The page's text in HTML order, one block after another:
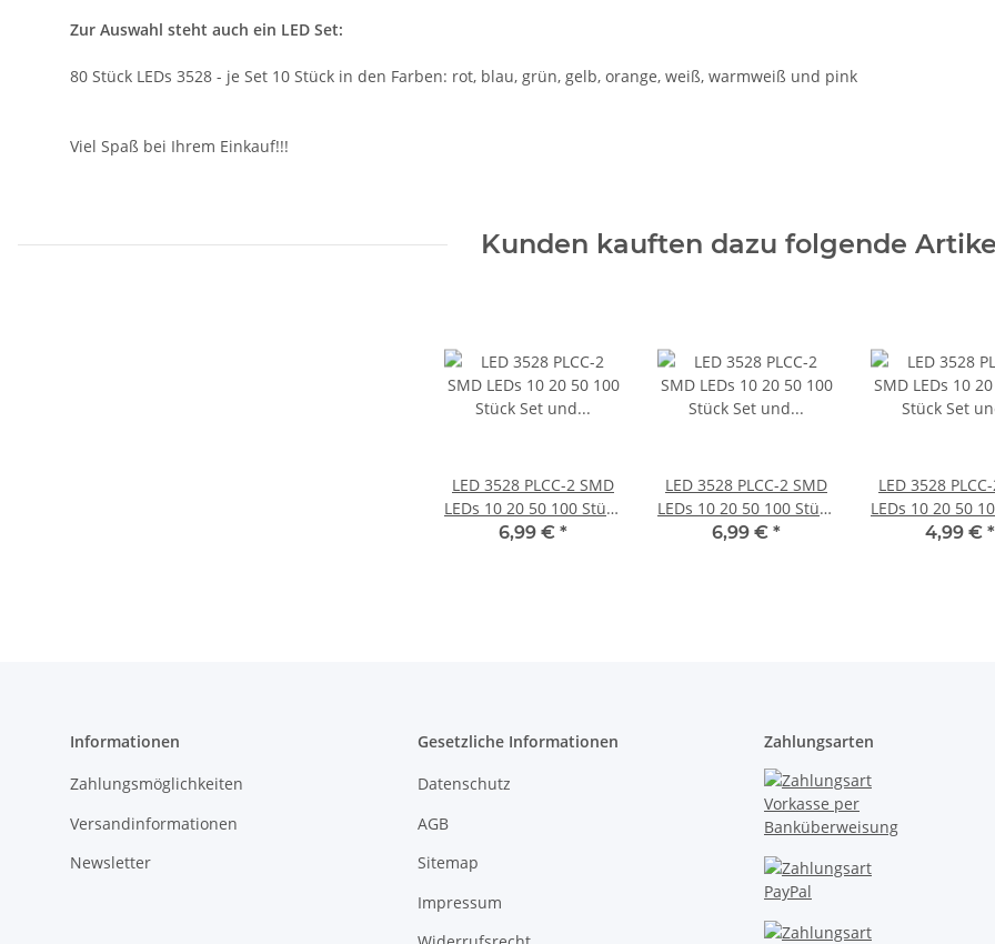
Zur Auswahl steht auch ein LED Set:
80 Stück LEDs 3528 - je Set 10 Stück in den Farben: rot, blau, grün, gelb, orange, weiß, warmweiß und pink
Viel Spaß bei Ihrem Einkauf!!!
Kunden kauften dazu folgende
LED 3528 PLCC-2 SMD
LEDs 10 20 50 100 Stück
Set und 8 Farben
6,99 € *
LED 3528 PLCC-2 SMD
LEDs 10 20 50 100 Stück
Set und 8 Farben
6,99 € *
LED 3528
LEDs 10 20 50
Set und 8
4,99 € *
Informationen
Zahlungsmöglichkeiten
Versandinformationen
Newsletter
Gesetzliche Informationen
Datenschutz
AGB
Sitemap
Impressum
Zahlungsarten